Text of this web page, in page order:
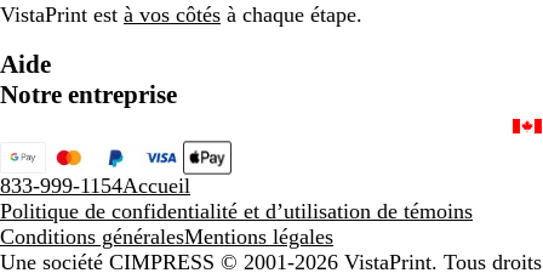
VistaPrint est à vos côtés à chaque étape.
Aide
Notre entreprise
833-999-1154Accueil
Politique de confidentialité et d’utilisation de témoins
Conditions généralesMentions légales
Une société CIMPRESS © 2001-2026 VistaPrint. Tous droits